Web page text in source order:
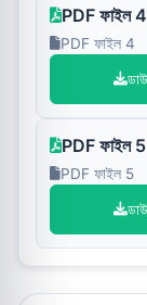
PDF ফাইল 4
PDF ফাইল 4
PDF ফাইল 5
PDF ফাইল 5